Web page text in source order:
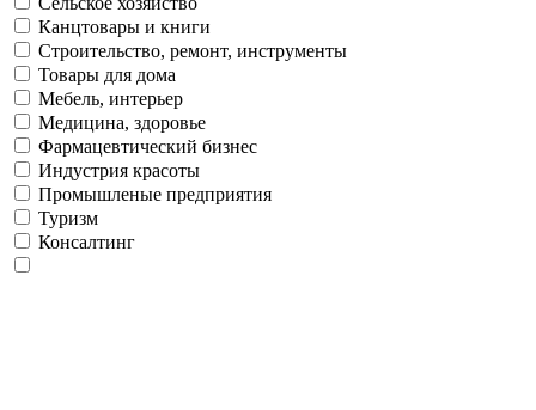
Канцтовары и книги
Строительство, ремонт, инструменты
Товары для дома
Мебель, интерьер
Медицина, здоровье
Фармацевтический бизнес
Индустрия красоты
Промышленые предприятия
Туризм
Консалтинг